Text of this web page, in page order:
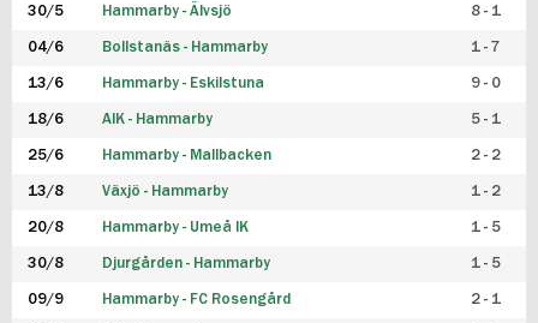
30/5 Hammarby - Älvsjö 8 - 1
04/6 Bollstanäs - Hammarby 1 - 7
13/6 Hammarby - Eskilstuna 9 - 0
18/6 AIK - Hammarby 5 - 1
25/6 Hammarby - Mallbacken 2 - 2
13/8 Växjö - Hammarby 1 - 2
20/8 Hammarby - Umeå IK 1 - 5
30/8 Djurgården - Hammarby 1 - 5
09/9 Hammarby - FC Rosengård 2 - 1